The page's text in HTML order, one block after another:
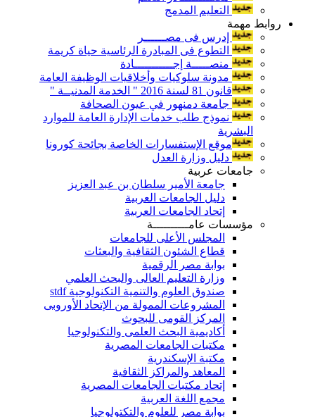
التعليم المدمج
روابط مهمة
إدرس فى مصــــــر
التطوع فى المبادرة الرئاسية حياة كريمة
منصـــــة إجـــــــــــادة
مدونة سلوكيات وأخلاقيات الوظيفة العامة
قانون 81 لسنة 2016 " الخدمة المدنيــة "
جامعة دمنهور في عيون الصحافة
نموذج طلب خدمات الإدارة العامة للموارد
البشرية
موقع الإستفسارات الخاصة بجائحة كورونا
دليل وزارة العدل
جامعات عربية
جامعة الأمير سلطان بن عبد العزيز
دليل الجامعات العربية
إتحاد الجامعات العربية
مؤسسات عامــــــــــة
المجلس الأعلى للجامعات
قطاع الشئون الثقافية والبعثات
بوابة مصر الرقمية
وزارة التعليم العالى والبحث العلمي
صندوق العلوم والتنمية التكنولوجية stdf
المشروعات الممولة من الإتحاد الأوروبى
المركز القومى للبحوث
أكاديمية البحث العلمى والتكنولوجيا
مكتبات الجامعات المصرية
مكتبة الإسكندرية
المعاهد والمراكز الثقافية
إتحاد مكتبات الجامعات المصرية
مجمع اللغة العربية
بوابة مصر للعلوم والتكتولوجيا